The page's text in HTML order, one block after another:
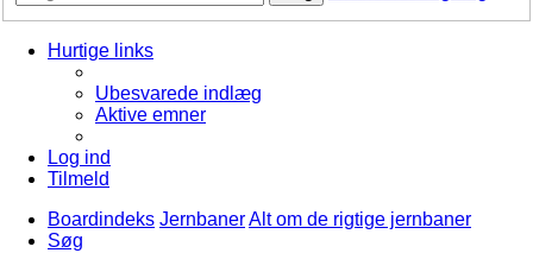
Hurtige links
Ubesvarede indlæg
Aktive emner
Log ind
Tilmeld
Boardindeks JernbanerAlt om de rigtige jernbaner
Søg